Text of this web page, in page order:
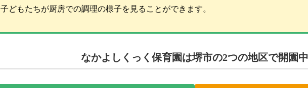
子どもたちが厨房での調理の様子を見ることができます。
なかよしくっく保育園は堺市の2つの地区で開園中